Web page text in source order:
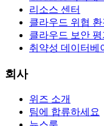
리소스 센터
클라우드 위협 환
클라우드 보안
취약성 데이터베
회사
위즈 소개
팀에 합류하세요